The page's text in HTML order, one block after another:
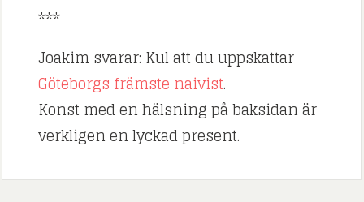
***
Joakim svarar: Kul att du uppskattar
Göteborgs främste naivist.
Konst med en hälsning på baksidan är
verkligen en lyckad present.